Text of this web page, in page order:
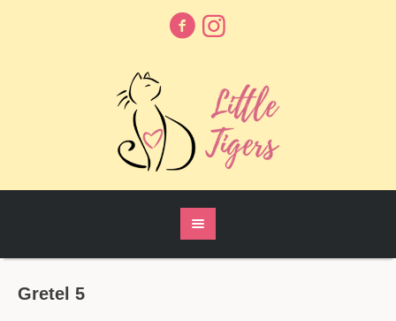
Gretel 5